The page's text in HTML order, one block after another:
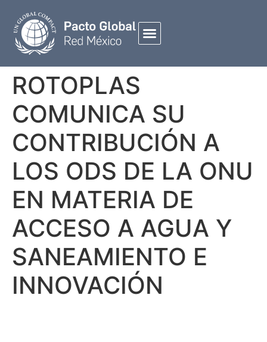
ROTOPLAS
COMUNICA SU
CONTRIBUCIÓN A
LOS ODS DE LA ONU
EN MATERIA DE
ACCESO A AGUA Y
SANEAMIENTO E
INNOVACIÓN